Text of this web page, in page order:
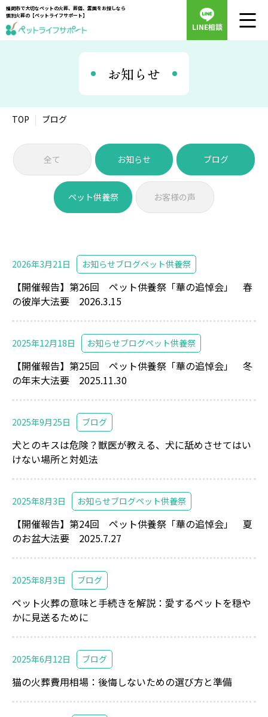
福岡市で大切なペットの火葬、葬儀、霊園をお探しなら
個別火葬の【ペットライフサポート】
LINE相談
お知らせ
TOP ブログ
全て お知らせ ブログ
ペット供養祭 お客様の声
2026年3月21日 お知らせブログペット供養祭
【開催報告】第26回 ペット供養祭「華の追悼会」 春
の彼岸大法要 2026.3.15
2025年12月18日 お知らせブログペット供養祭
【開催報告】第25回 ペット供養祭「華の追悼会」 冬
の年末大法要 2025.11.30
2025年9月25日 ブログ
犬とのキスは危険？獣医が教える、犬に舐めさせてはい
けない場所と対処法
2025年8月3日 お知らせブログペット供養祭
【開催報告】第24回 ペット供養祭「華の追悼会」 夏
のお盆大法要 2025.7.27
2025年8月3日 ブログ
ペット火葬の意味と手続きを解説：愛するペットを穏や
かに見送るために
2025年6月12日 ブログ
猫の火葬費用相場：後悔しないための選び方と準備